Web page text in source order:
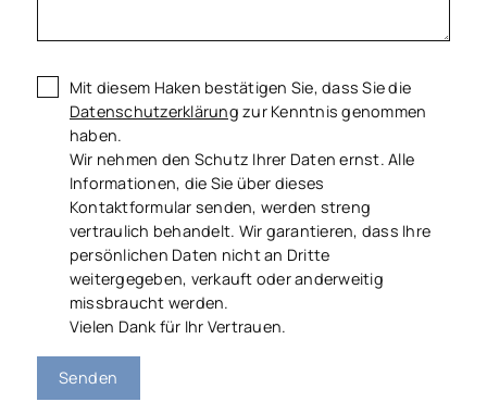
Mit diesem Haken bestätigen Sie, dass Sie die
Datenschutzerklärung zur Kenntnis genommen
haben.
Wir nehmen den Schutz Ihrer Daten ernst. Alle
Informationen, die Sie über dieses
Kontaktformular senden, werden streng
vertraulich behandelt. Wir garantieren, dass Ihre
persönlichen Daten nicht an Dritte
weitergegeben, verkauft oder anderweitig
missbraucht werden.
Vielen Dank für Ihr Vertrauen.
Senden